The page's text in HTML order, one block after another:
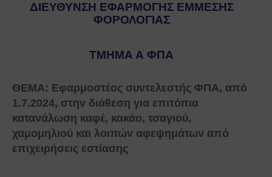
ΔΙΕΥΘΥΝΣΗ ΕΦΑΡΜΟΓΗΣ ΕΜΜΕΣΗΣ
ΦΟΡΟΛΟΓΙΑΣ
ΤΜΗΜΑ Α ΦΠΑ
ΘΕΜΑ: Εφαρμοστέος συντελεστής ΦΠΑ, από
1.7.2024, στην διάθεση για επιτόπια
κατανάλωση καφέ, κακάο, τσαγιού,
χαμομηλιού και λοιπών αφεψημάτων από
επιχειρήσεις εστίασης